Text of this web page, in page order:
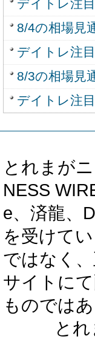
デイトレ注
8/4の相場見
デイトレ注
8/3の相場見
デイトレ注
とれまが
NESS
e、済龍、
を受けて
ではなく
サイトに
ものでは
と